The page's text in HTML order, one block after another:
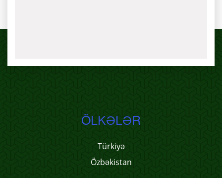
ÖLKƏLƏR
Türkiyə
Özbəkistan